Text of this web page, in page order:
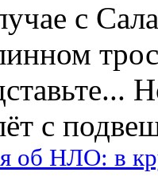
с
с
об НЛО: в